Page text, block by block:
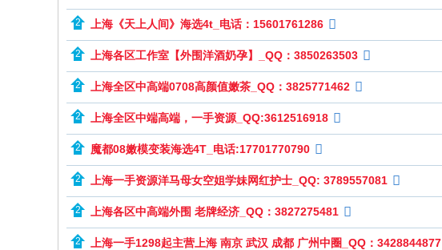
上海《天上人间》海选4t_电话：15601761286
上海各区工作室【外围洋酒奶孕】_QQ：3850263503
上海全区中高端0708高颜值嫩茶_QQ：3825771462
上海全区中端高端，一手资源_QQ:3612516918
魔都08嫩模变装海选4T_电话:17701770790
上海一手资源洋马母女空姐学妹网红护士_QQ: 3789557081
上海各区中高端外围 老牌经济_QQ：3827275481
上海一手1298起主营上海 南京 武汉 成都 广州中圈_QQ：3428844877